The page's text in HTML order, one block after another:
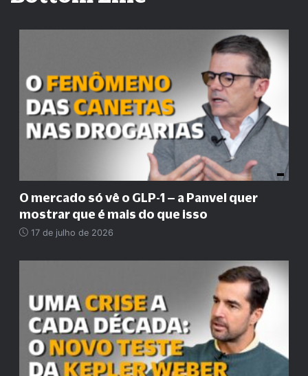
O mercado só vê o GLP-1 – a Panvel quer
mostrar que é mais do que isso
17 de julho de 2026